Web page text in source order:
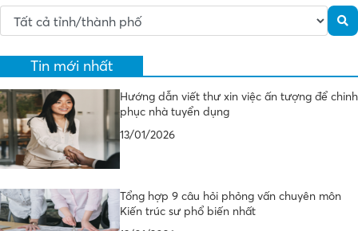
Tin mới nhất
Hướng dẫn viết thư xin việc ấn tượng để chinh
phục nhà tuyển dụng
13/01/2026
Tổng hợp 9 câu hỏi phỏng vấn chuyên môn
Kiến trúc sư phổ biến nhất